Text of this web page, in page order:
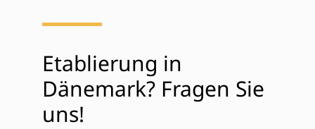
Etablierung in
Dänemark? Fragen Sie
uns!